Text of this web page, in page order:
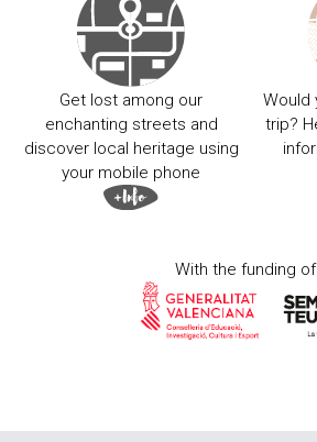
Get lost among our
enchanting streets and
discover local heritage using
your mobile phone
Would
trip?
With the funding of: